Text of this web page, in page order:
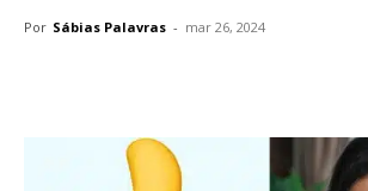
Por Sábias Palavras - mar 26, 2024